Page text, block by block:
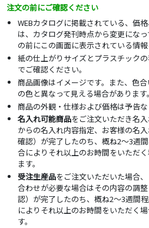
注文の前にご確認ください
WEBカタログに掲載されている、価
は、カタログ発刊時点から変更にな
の前にこの画面に表示されている情報
紙の仕上がりサイズとプラスチック
でご確認ください。
商品画像はイメージです。また、色
の色と異なって見える場合があります。
商品の外観・仕様および価格は予告
名入れ可能商品をご注文いただき名
からの名入れ内容指定、お客様の名
確認）が完了したのち、概ね2～3週
合によりそれ以上のお時間をいただ
ます。
受注生産品をご注文いただいた場合
合わせが必要な場合はその内容の調
認）が完了したのち、概ね2～3週間
によりそれ以上のお時間をいただく
す。